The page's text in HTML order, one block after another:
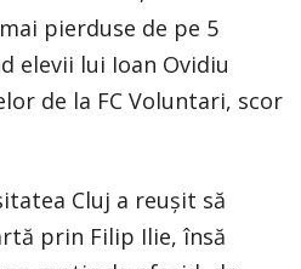
pierduse de pe 5
elevii lui Ioan Ovidiu
de la FC Voluntari, scor
Cluj a reușit să
prin Filip Ilie, însă